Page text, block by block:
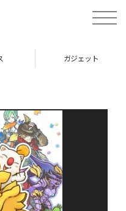
toggle
ガジェット